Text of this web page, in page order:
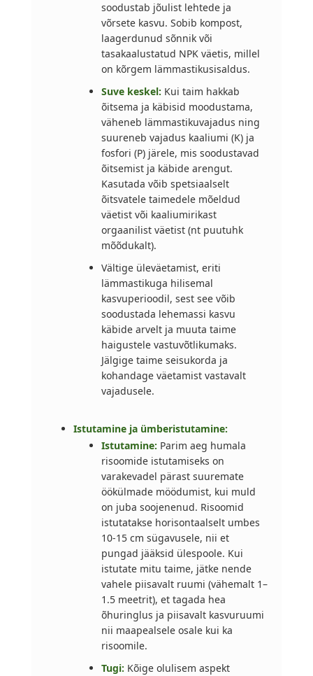
soodustab jõulist lehtede ja
võrsete kasvu. Sobib kompost,
laagerdunud sõnnik või
tasakaalustatud NPK väetis, millel
on kõrgem lämmastikusisaldus.
Suve keskel: Kui taim hakkab
õitsema ja käbisid moodustama,
väheneb lämmastikuvajadus ning
suureneb vajadus kaaliumi (K) ja
fosfori (P) järele, mis soodustavad
õitsemist ja käbide arengut.
Kasutada võib spetsiaalselt
õitsvatele taimedele mõeldud
väetist või kaaliumirikast
orgaanilist väetist (nt puutuhk
mõõdukalt).
Vältige üleväetamist, eriti
lämmastikuga hilisemal
kasvuperioodil, sest see võib
soodustada lehemassi kasvu
käbide arvelt ja muuta taime
haigustele vastuvõtlikumaks.
Jälgige taime seisukorda ja
kohandage väetamist vastavalt
vajadusele.
Istutamine ja ümberistutamine:
Istutamine: Parim aeg humala
risoomide istutamiseks on
varakevadel pärast suuremate
öökülmade möödumist, kui muld
on juba soojenenud. Risoomid
istutatakse horisontaalselt umbes
10-15 cm sügavusele, nii et
pungad jääksid ülespoole. Kui
istutate mitu taime, jätke nende
vahele piisavalt ruumi (vähemalt 1–
1.5 meetrit), et tagada hea
õhuringlus ja piisavalt kasvuruumi
nii maapealsele osale kui ka
risoomile.
Tugi: Kõige olulisem aspekt